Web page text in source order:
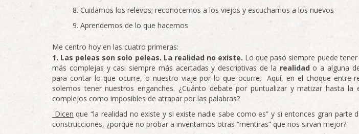
Cuidamos los relevos; reconocemos a los viejos y escuchamos a los nuevos
Aprendemos de lo que hacemos
Me centro hoy en las cuatro primeras:
1. Las peleas son solo peleas. La realidad no existe. Lo que pasó siempre puede
más complejas y casi siempre más acertadas y descriptivas de la realidado a alguna
para contar lo que ocurre, o nuestro viaje por lo que ocurre. Aquí, en el choque entre
solemos tener nuestros enganches. ¿Cuánto debate por puntualizar y matizar hasta la
complejos como imposibles de atrapar por las palabras?
Dicen que “la realidad no existe y si existe nadie sabe como es” y si entonces gran parte
construcciones, ¿porque no probar a inventarnos otras “mentiras” que nos sirvan mejor?